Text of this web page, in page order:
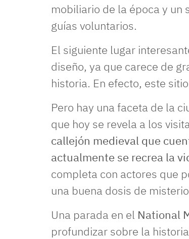
mobiliario de la época y un
guías voluntarios.
El siguiente lugar
diseño, ya que carece de
historia. En efecto, este
Pero hay una faceta de la
que hoy se revela a los
callejón medieval que
actualmente se recrea la
completa con actores que
una buena dosis de
Una parada en el National
profundizar sobre la